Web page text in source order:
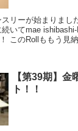
リーが始まりまし
いてmae
このRollももう見
【第39期】金
ト！！